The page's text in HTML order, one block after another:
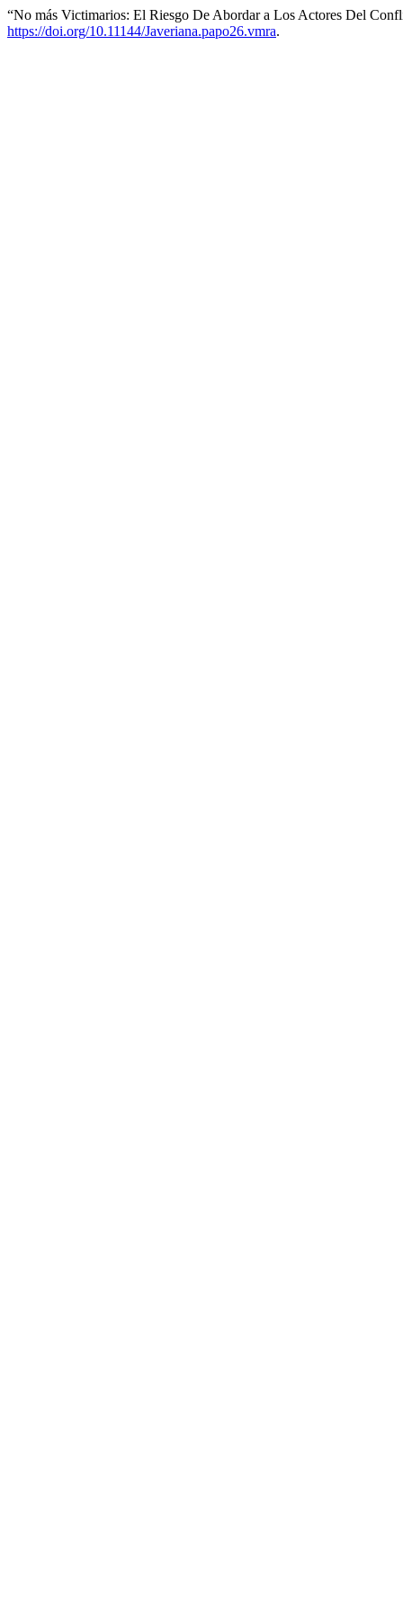
“No más Victimarios: El Riesgo De Abordar a Los Actores Del
https://doi.org/10.11144/Javeriana.papo26.vmra.